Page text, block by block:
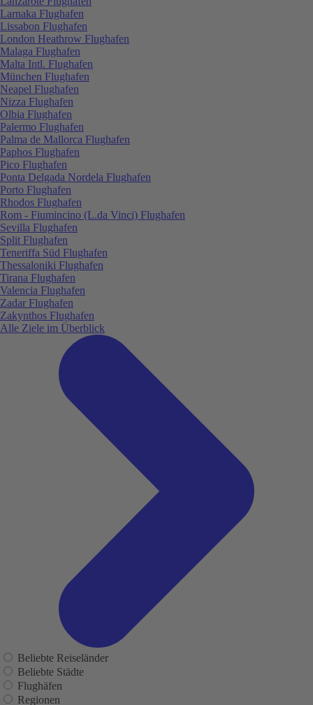
Larnaka Flughafen
Lissabon Flughafen
London Heathrow Flughafen
Malaga Flughafen
Malta Intl. Flughafen
München Flughafen
Neapel Flughafen
Nizza Flughafen
Olbia Flughafen
Palermo Flughafen
Palma de Mallorca Flughafen
Paphos Flughafen
Pico Flughafen
Ponta Delgada Nordela Flughafen
Porto Flughafen
Rhodos Flughafen
Rom - Fiumincino (L.da Vinci) Flughafen
Sevilla Flughafen
Split Flughafen
Teneriffa Süd Flughafen
Thessaloniki Flughafen
Tirana Flughafen
Valencia Flughafen
Zadar Flughafen
Zakynthos Flughafen
Alle Ziele im Überblick
Beliebte Reiseländer
Beliebte Städte
Flughäfen
Regionen